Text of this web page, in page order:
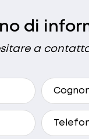
di
a